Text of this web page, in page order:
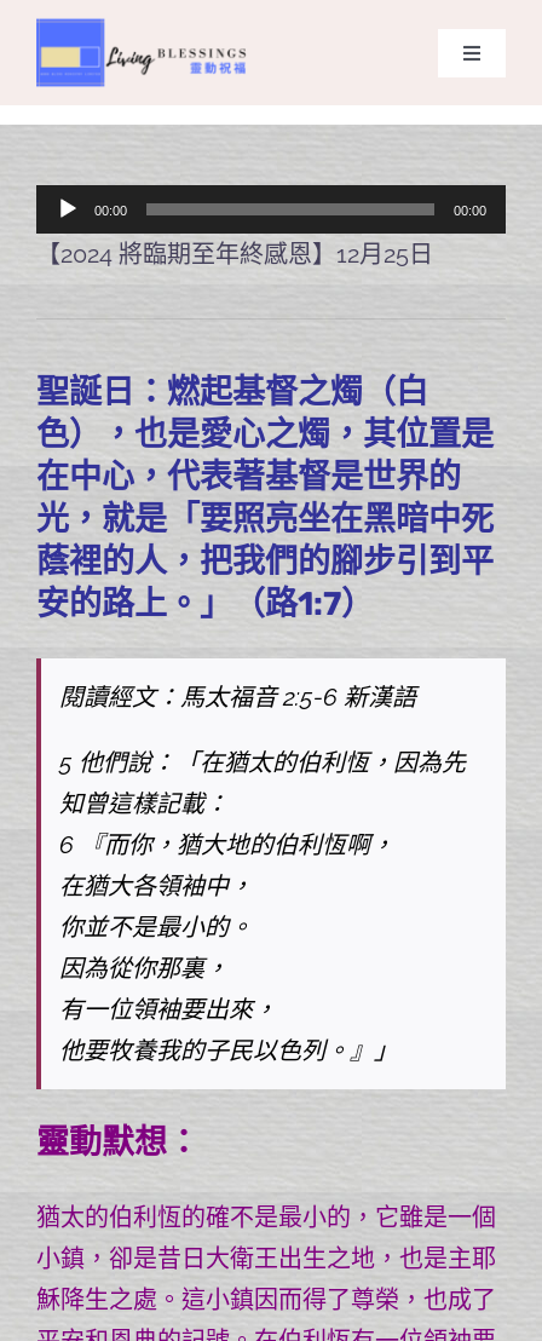
Skip
Toggle
關於我們
Search
for:
訊
放
器
00:00 00:00
【2024 將臨期至年終感恩】12月25日
聖誕日：燃起基督之燭（白
色），也是愛心之燭，其位置是
在中心，代表著基督是世界的
光，就是「要照亮坐在黑暗中死
蔭裡的人，把我們的腳步引到平
安的路上。」（路1:7）
閱讀經文：馬太福音 2:5-6新漢語
5 他們說：「在猶太的伯利恆，因為先
知曾這樣記載：
6 『而你，猶大地的伯利恆啊，
在猶大各領袖中，
你並不是最小的。
因為從你那裏，
有一位領袖要出來，
他要牧養我的子民以色列。』」
靈動默想：
猶太的伯利恆的確不是最小的，它雖是一個
小鎮，卻是昔日大衛王出生之地，也是主耶
穌降生之處。這小鎮因而得了尊榮，也成了